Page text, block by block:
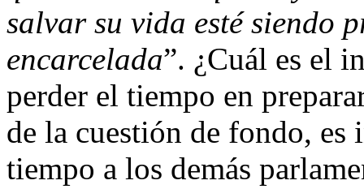
salvar su vida esté siendo
encarcelada”. ¿Cuál es el
perder el tiempo en
de la cuestión de fondo, es
tiempo a los demás